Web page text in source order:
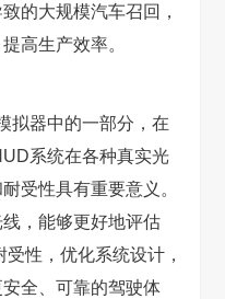
的大规模汽车召回，
高生产效率。
器中的一部分，在
系统在各种真实光
受性具有重要意义。
，能够更好地评估
性，优化系统设计，
全、可靠的驾驶体